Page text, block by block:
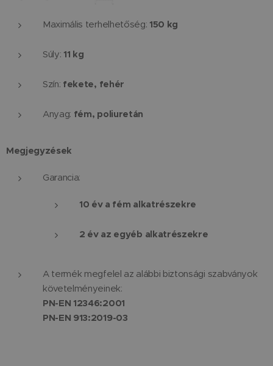
Maximális terhelhetőség: 150 kg
Súly:11 kg
Szín: fekete, fehér
Anyag: fém, poliuretán
Megjegyzések
Garancia:
10 év a fém alkatrészekre
2 év az egyéb alkatrészekre
A termék megfelel az alábbi biztonsági szabványok
követelményeinek:
PN-EN 12346:2001
PN-EN 913:2019-03